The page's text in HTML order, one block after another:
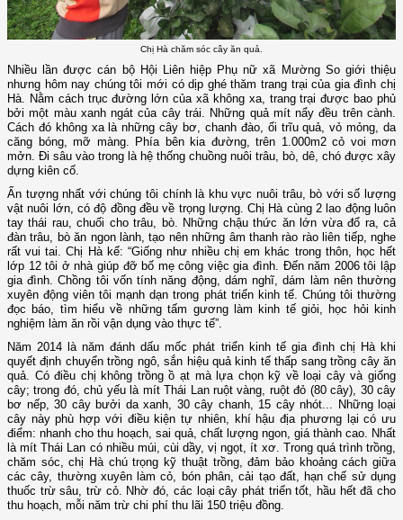
Chị Hà chăm sóc cây ăn quả.
Nhiều lần được cán bộ Hội Liên hiệp Phụ nữ xã Mường So giới thiệu
nhưng hôm nay chúng tôi mới có dịp ghé thăm trang trại của gia đình chị
Hà. Nằm cách trục đường lớn của xã không xa, trang trại được bao phủ
bởi một màu xanh ngát của cây trái. Những quả mít nẩy đều trên cành.
Cách đó không xa là những cây bơ, chanh đào, ổi trĩu quả, vỏ mỏng, da
căng bóng, mỡ màng. Phía bên kia đường, trên 1.000m2 cỏ voi mơn
mởn. Đi sâu vào trong là hệ thống chuồng nuôi trâu, bò, dê, chó được xây
dựng kiên cố.
Ấn tượng nhất với chúng tôi chính là khu vực nuôi trâu, bò với số lượng
vật nuôi lớn, có độ đồng đều về trọng lượng. Chị Hà cùng 2 lao động luôn
tay thái rau, chuối cho trâu, bò. Những chậu thức ăn lớn vừa đổ ra, cả
đàn trâu, bò ăn ngon lành, tạo nên những âm thanh rào rào liên tiếp, nghe
rất vui tai. Chị Hà kể: “Giống như nhiều chị em khác trong thôn, học hết
lớp 12 tôi ở nhà giúp đỡ bố mẹ công việc gia đình. Đến năm 2006 tôi lập
gia đình. Chồng tôi vốn tính năng động, dám nghĩ, dám làm nên thường
xuyên động viên tôi mạnh dạn trong phát triển kinh tế. Chúng tôi thường
đọc báo, tìm hiểu về những tấm gương làm kinh tế giỏi, học hỏi kinh
nghiệm làm ăn rồi vận dụng vào thực tế”.
Năm 2014 là năm đánh dấu mốc phát triển kinh tế gia đình chị Hà khi
quyết định chuyển trồng ngô, sắn hiệu quả kinh tế thấp sang trồng cây ăn
quả. Có điều chị không trồng ồ ạt mà lựa chọn kỹ về loại cây và giống
cây; trong đó, chủ yếu là mít Thái Lan ruột vàng, ruột đỏ (80 cây), 30 cây
bơ nếp, 30 cây bưởi da xanh, 30 cây chanh, 15 cây nhót... Những loại
cây này phù hợp với điều kiện tự nhiên, khí hậu địa phương lại có ưu
điểm: nhanh cho thu hoạch, sai quả, chất lượng ngon, giá thành cao. Nhất
là mít Thái Lan có nhiều múi, cùi dầy, vị ngọt, ít xơ. Trong quá trình trồng,
chăm sóc, chị Hà chú trọng kỹ thuật trồng, đảm bảo khoảng cách giữa
các cây, thường xuyên làm cỏ, bón phân, cải tạo đất, hạn chế sử dụng
thuốc trừ sâu, trừ cỏ. Nhờ đó, các loại cây phát triển tốt, hầu hết đã cho
thu hoạch, mỗi năm trừ chi phí thu lãi 150 triệu đồng.